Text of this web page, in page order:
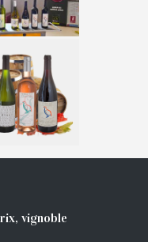
vignoble